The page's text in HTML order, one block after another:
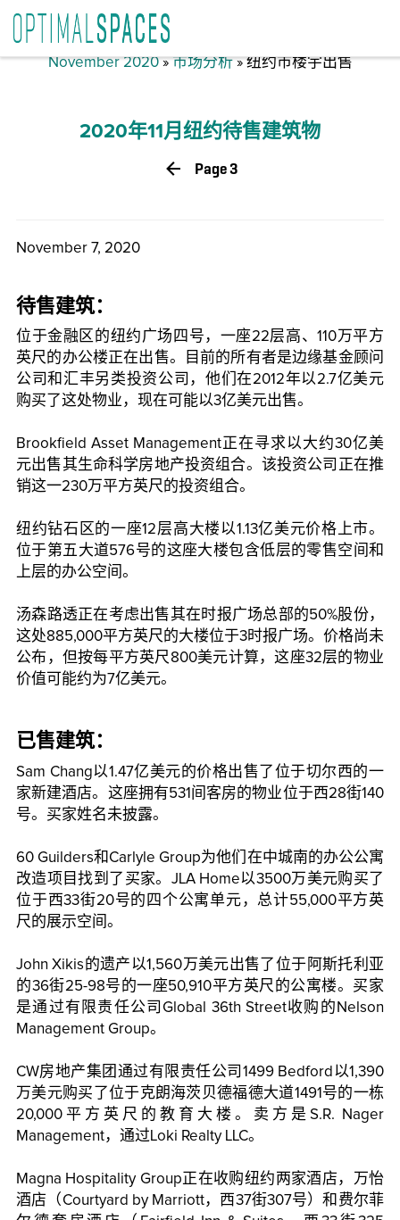
November 2020»市场分析» 纽约市楼宇出售
2020年11月纽约待售建筑物
Page 3
November 7, 2020
待售建筑：
位于金融区的纽约广场四号，一座22层高、110万平方
英尺的办公楼正在出售。目前的所有者是边缘基金顾问
公司和汇丰另类投资公司，他们在2012年以2.7亿美元
购买了这处物业，现在可能以3亿美元出售。
Brookfield Asset Management正在寻求以大约30亿美
元出售其生命科学房地产投资组合。该投资公司正在推
销这一230万平方英尺的投资组合。
纽约钻石区的一座12层高大楼以1.13亿美元价格上市。
位于第五大道576号的这座大楼包含低层的零售空间和
上层的办公空间。
汤森路透正在考虑出售其在时报广场总部的50%股份，
这处885,000平方英尺的大楼位于3时报广场。价格尚未
公布，但按每平方英尺800美元计算，这座32层的物业
价值可能约为7亿美元。
已售建筑：
Sam Chang以1.47亿美元的价格出售了位于切尔西的一
家新建酒店。这座拥有531间客房的物业位于西28街140
号。买家姓名未披露。
60 Guilders和Carlyle Group为他们在中城南的办公公寓
改造项目找到了买家。JLA Home以3500万美元购买了
位于西33街20号的四个公寓单元，总计55,000平方英
尺的展示空间。
John Xikis的遗产以1,560万美元出售了位于阿斯托利亚
的36街25-98号的一座50,910平方英尺的公寓楼。买家
是通过有限责任公司Global 36th Street收购的Nelson
Management Group。
CW房地产集团通过有限责任公司1499 Bedford以1,390
万美元购买了位于克朗海茨贝德福德大道1491号的一栋
20,000平方英尺的教育大楼。卖方是S.R. Nager
Management，通过Loki Realty LLC。
Magna Hospitality Group正在收购纽约两家酒店，万怡
酒店（Courtyard by Marriott，西37街307号）和费尔菲